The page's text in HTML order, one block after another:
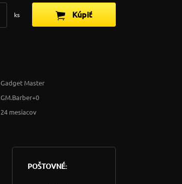
ks Kúpiť
Gadget Master
GM.Barber+0
24 mesiacov
POŠTOVNÉ: